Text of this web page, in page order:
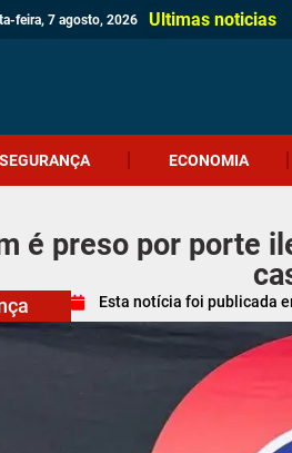
feira, 7 agosto, 2026 Ultimas noticias
SEGURANÇA ECONOMIA
é preso por porte
Esta notícia foi publicada